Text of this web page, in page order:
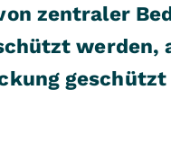
zentraler